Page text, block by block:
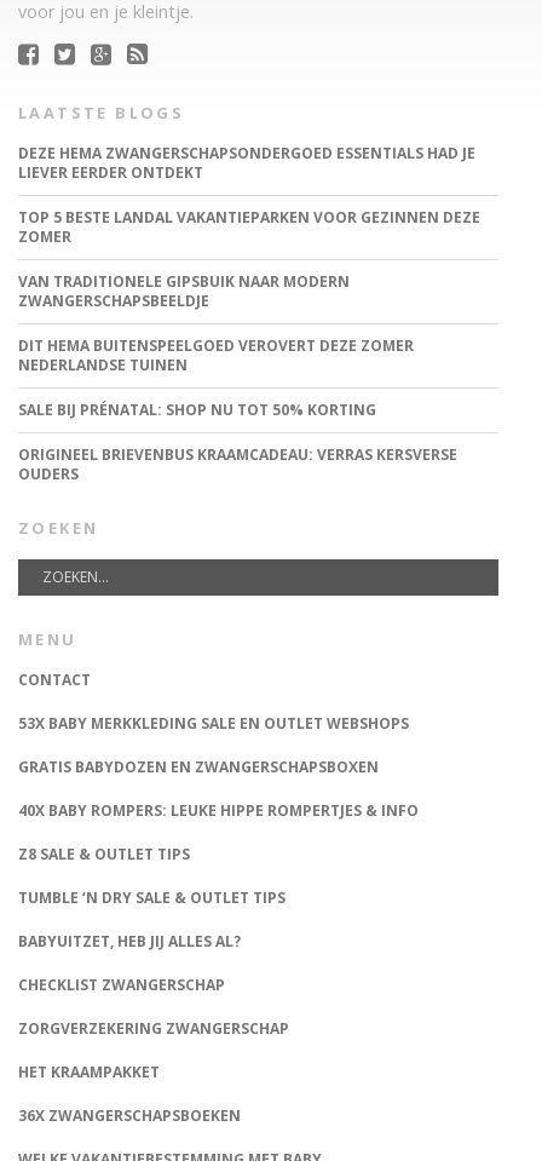
voor jou en je kleintje.
LAATSTE BLOGS
DEZE HEMA ZWANGERSCHAPSONDERGOED ESSENTIALS HAD JE
LIEVER EERDER ONTDEKT
TOP 5 BESTE LANDAL VAKANTIEPARKEN VOOR GEZINNEN DEZE
ZOMER
VAN TRADITIONELE GIPSBUIK NAAR MODERN
ZWANGERSCHAPSBEELDJE
DIT HEMA BUITENSPEELGOED VEROVERT DEZE ZOMER
NEDERLANDSE TUINEN
SALE BIJ PRÉNATAL: SHOP NU TOT 50% KORTING
ORIGINEEL BRIEVENBUS KRAAMCADEAU: VERRAS KERSVERSE
OUDERS
ZOEKEN
MENU
CONTACT
53X BABY MERKKLEDING SALE EN OUTLET WEBSHOPS
GRATIS BABYDOZEN EN ZWANGERSCHAPSBOXEN
40X BABY ROMPERS: LEUKE HIPPE ROMPERTJES & INFO
Z8 SALE & OUTLET TIPS
TUMBLE ‘N DRY SALE & OUTLET TIPS
BABYUITZET, HEB JIJ ALLES AL?
CHECKLIST ZWANGERSCHAP
ZORGVERZEKERING ZWANGERSCHAP
HET KRAAMPAKKET
36X ZWANGERSCHAPSBOEKEN